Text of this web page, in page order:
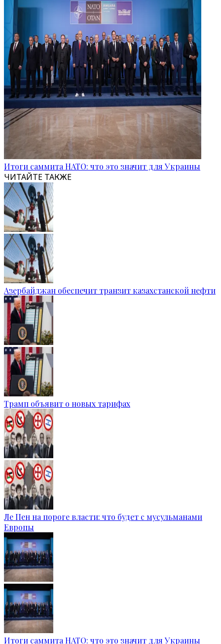
Итоги саммита НАТО: что это значит для Украины
ЧИТАЙТЕ ТАКЖЕ
Азербайджан обеспечит транзит казахстанской нефти
Трамп объявит о новых тарифах
Ле Пен на пороге власти: что будет с мусульманами
Европы
Итоги саммита НАТО: что это значит для Украины